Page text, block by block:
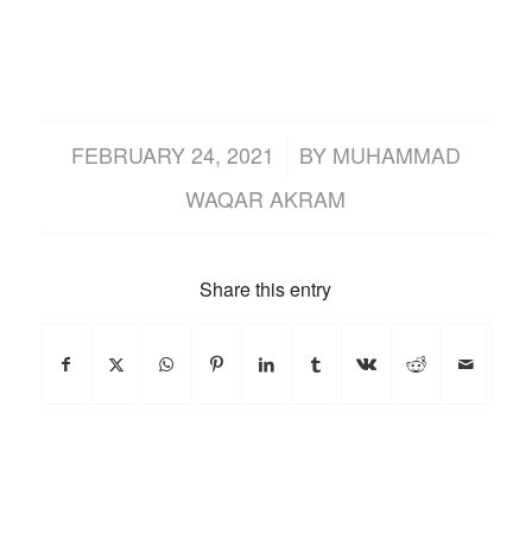
FEBRUARY 24, 2021
/ BY MUHAMMAD
WAQAR AKRAM
Share this entry